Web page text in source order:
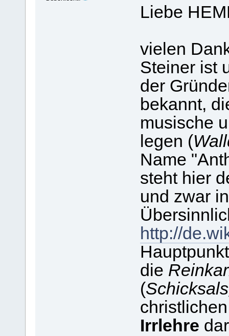
Liebe
vielen
Steiner ist
der
bekannt,
musische
legen (
Name
steht hier
und zwar
http://
die
(
Irrlehre